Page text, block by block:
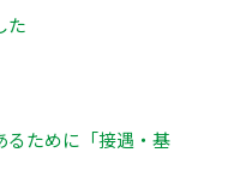
た
るために「接遇・基